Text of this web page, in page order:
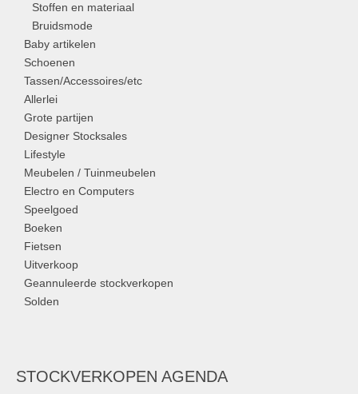
Stoffen en materiaal
Bruidsmode
Baby artikelen
Schoenen
Tassen/Accessoires/etc
Allerlei
Grote partijen
Designer Stocksales
Lifestyle
Meubelen / Tuinmeubelen
Electro en Computers
Speelgoed
Boeken
Fietsen
Uitverkoop
Geannuleerde stockverkopen
Solden
STOCKVERKOPEN AGENDA